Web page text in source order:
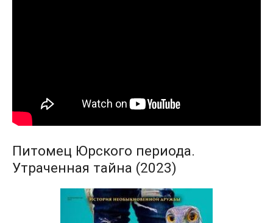
Питомец Юрского периода.
Утраченная тайна (2023)